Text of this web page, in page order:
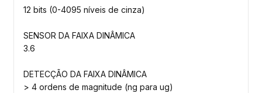
12 bits (0-4095 níveis de cinza)
SENSOR DA FAIXA DINÂMICA
3.6
DETECÇÃO DA FAIXA DINÂMICA
> 4 ordens de magnitude (ng para ug)